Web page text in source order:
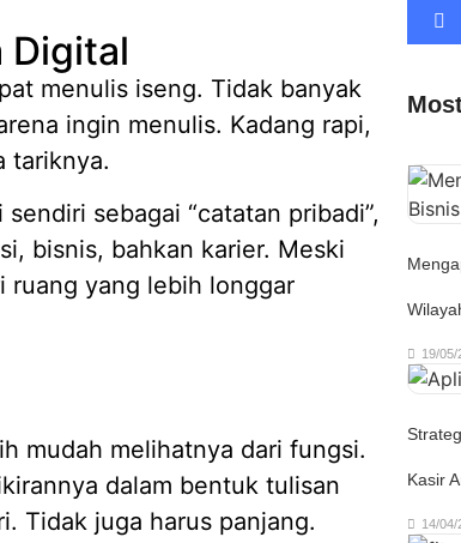
Digital
menulis iseng. Tidak banyak
ingin menulis. Kadang rapi,
tariknya.
sebagai “catatan pribadi”,
bisnis, bahkan karier. Meski
yang lebih longgar
mudah melihatnya dari fungsi.
dalam bentuk tulisan
Tidak juga harus panjang.
19/05/
Kasir
14/04/